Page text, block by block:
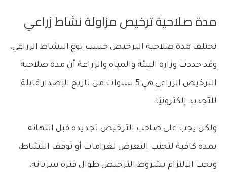
مدة صلاحية ترخيص مزاولة نشاط زراعي
تختلف مدة صلاحية الترخيص حسب نوع النشاط الزراعي،
وقد حددت وزارة البيئة والمياه والزراعة أن مدة صلاحية
الترخيص الزراعي هي 5 سنوات من تاريخ الإصدار قابلة
للتجديد إلكترونيًا.
ولكن يجب على صاحب الترخيص تجديده قبل انتهائه
بمدة كافية لتجنب التعرض لغرامات أو توقف النشاط،
ويجب الالتزام بشروط الترخيص طوال فترة سريانه،